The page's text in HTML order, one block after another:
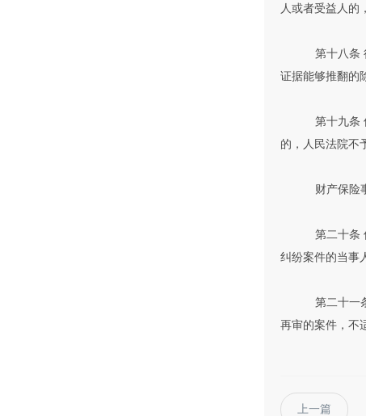
人或者受益人的
第十八条
证据能够推翻的
第十九条
的，人民法院不
财产保险
第二十条
纠纷案件的当事
第二十一
再审的案件，不
上一篇